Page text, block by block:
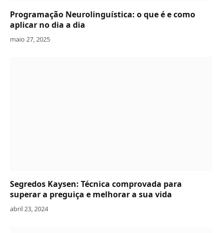
Programação Neurolinguística: o que é e como
aplicar no dia a dia
maio 27, 2025
Segredos Kaysen: Técnica comprovada para
superar a preguiça e melhorar a sua vida
abril 23, 2024